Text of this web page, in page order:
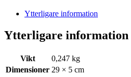
Ytterligare information
Ytterligare information
Vikt
0,247 kg
Dimensioner 29 × 5 cm